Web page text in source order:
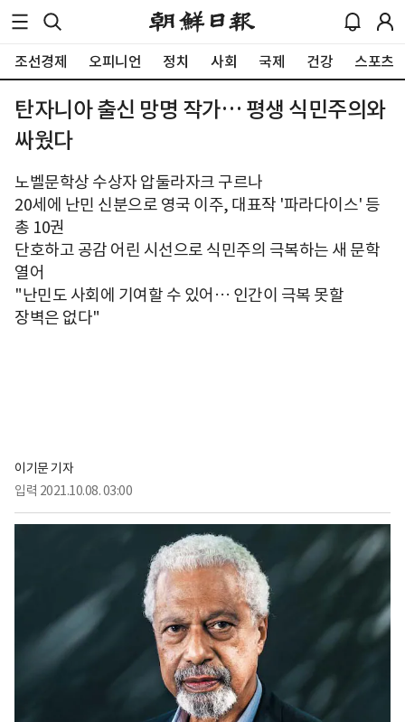
조선경제 오피니언 정치 사회 국제 건강 스포츠
탄자니아 출신 망명 작가… 평생 식민주의와
싸웠다
노벨문학상 수상자 압둘라자크 구르나
20세에 난민 신분으로 영국 이주, 대표작 '파라다이스' 등
총 10권
단호하고 공감 어린 시선으로 식민주의 극복하는 새 문학
열어
"난민도 사회에 기여할 수 있어… 인간이 극복 못할
장벽은 없다"
이기문 기자
입력 2021.10.08. 03:00